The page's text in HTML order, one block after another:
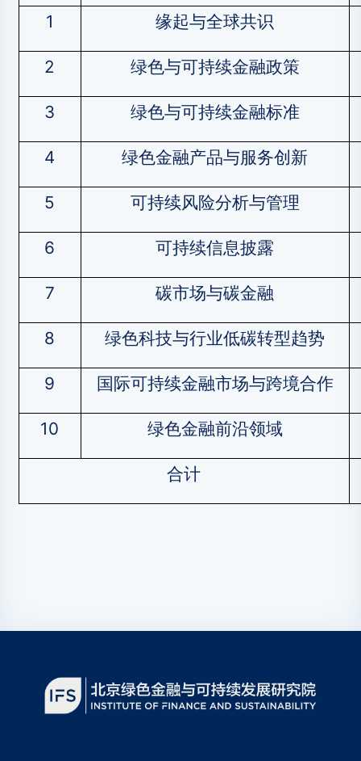
1 缘起与全球共识
2 绿色与可持续金融政策
3 绿色与可持续金融标准
4 绿色金融产品与服务创新
5 可持续风险分析与管理
6 可持续信息披露
7 碳市场与碳金融
8 绿色科技与行业低碳转型趋势
9 国际可持续金融市场与跨境合作
10 绿色金融前沿领域
合计